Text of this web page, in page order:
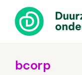
bcorp